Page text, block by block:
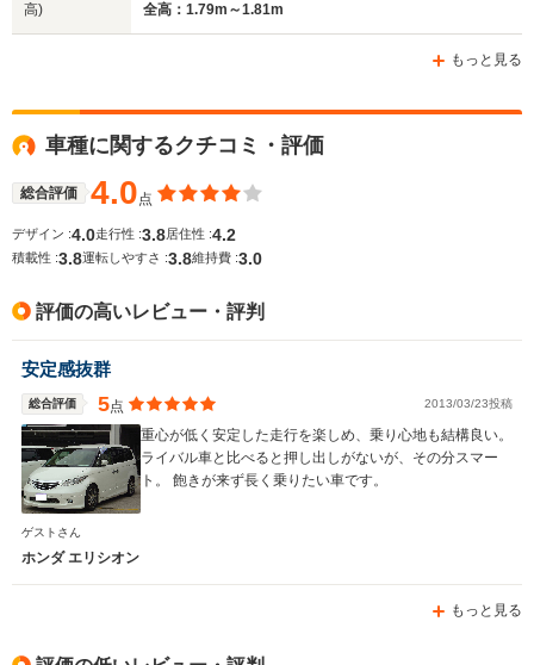
WLTCモード
燃費
高)
全高：1.79m～1.81m
もっと見る
車種に関するクチコミ・評価
総合評価 4.0点
デザイン :4.0走行性 :3.8居住性 :4.2
積載性 :3.8運転しやすさ :3.8維持費 :3.0
評価の高いレビュー・評判
安定感抜群
総合評価 5点 2013/03/23投稿
重心が低く安定した走行を楽しめ、乗り心地も結構良い。
ライバル車と比べると押し出しがないが、その分スマー
ト。 飽きが来ず長く乗りたい車です。
ゲストさん
ホンダ エリシオン
もっと見る